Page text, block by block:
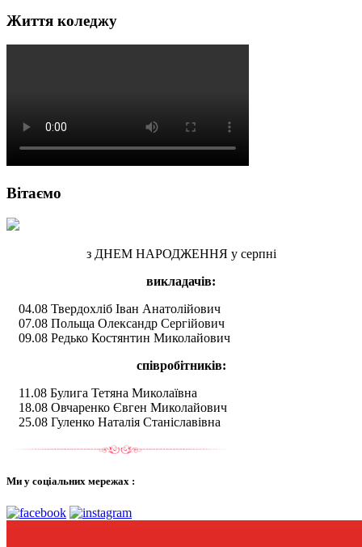
Життя коледжу
Вітаємо
з ДНЕМ НАРОДЖЕННЯ у серпні
викладачів:
04.08 Твердохліб Іван Анатолійович
07.08 Польща Олександр Сергійович
09.08 Редько Костянтин Миколайович
співробітників:
11.08 Булига Тетяна Миколаївна
18.08 Овчаренко Євген Миколайович
25.08 Гуленко Наталія Станіславівна
Ми у соціальних мережах :